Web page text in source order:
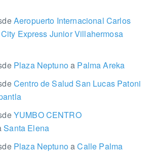
Aeropuerto Internacional Carlos
City Express Junior Villahermosa
Plaza Neptunoa Palma Areka
Centro de Salud San Lucas Patoni
YUMBO CENTRO
Santa Elena
Plaza NeptunoaCalle Palma